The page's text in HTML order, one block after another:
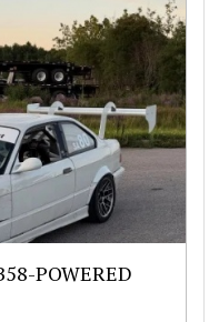
POWERED